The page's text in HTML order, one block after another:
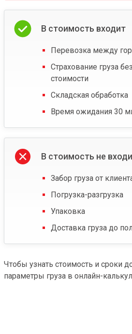
В стоимость входит
Перевозка между
Страхование груза
стоимости
Складская обработка
Время ожидания 30
В стоимость не
Забор груза от
Погрузка-разгрузка
Упаковка
Доставка груза до
Чтобы узнать стоимость и сроки
параметры груза в онлайн-